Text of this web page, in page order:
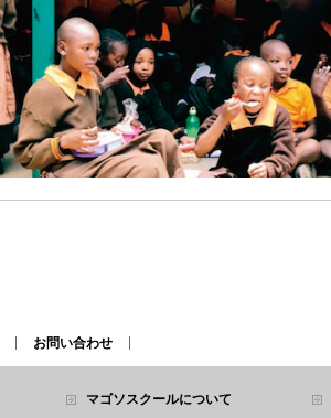
お問い合わせ
マゴソスクールについて